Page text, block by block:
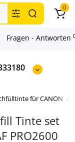
0
für CANON
Tinte set
PRO2600
Fragen - Antworten